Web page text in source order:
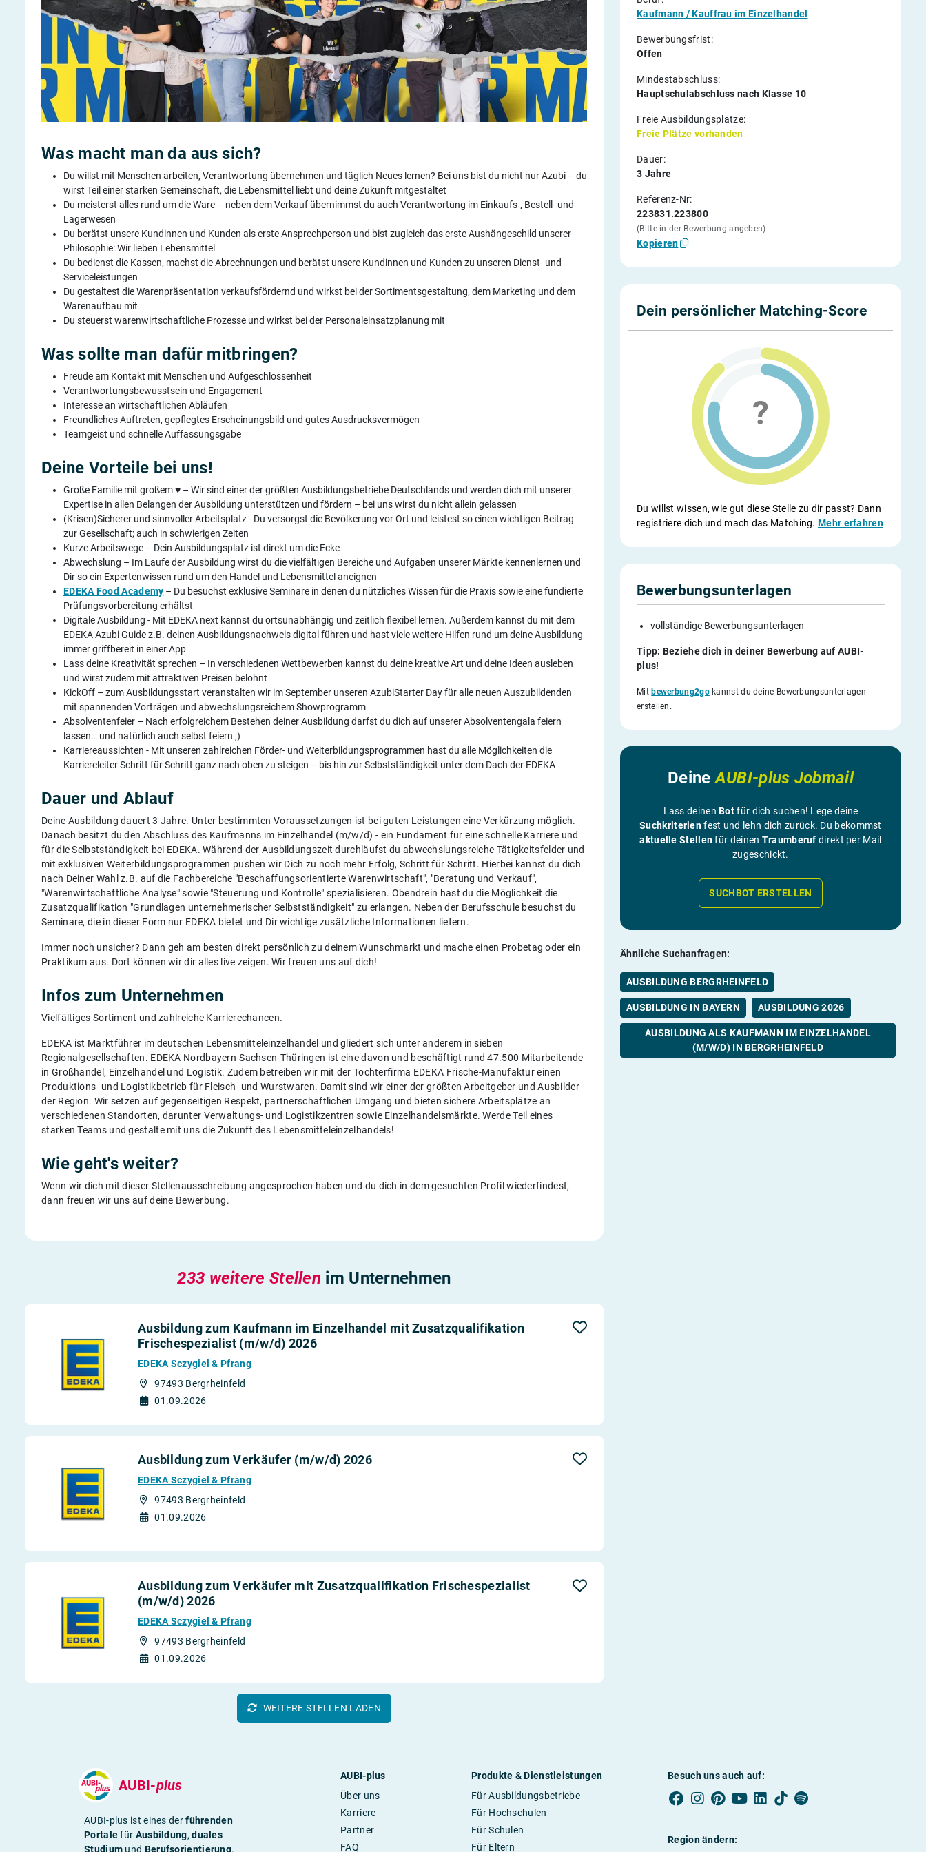
Was macht man da aus sich?
Du willst mit Menschen arbeiten, Verantwortung übernehmen und täglich Neues lernen? Bei uns bist du nicht nur Azubi – du
wirst Teil einer starken Gemeinschaft, die Lebensmittel liebt und deine Zukunft mitgestaltet
Du meisterst alles rund um die Ware – neben dem Verkauf übernimmst du auch Verantwortung im Einkaufs-, Bestell- und
Lagerwesen
Du berätst unsere Kundinnen und Kunden als erste Ansprechperson und bist zugleich das erste Aushängeschild unserer
Philosophie: Wir lieben Lebensmittel
Du bedienst die Kassen, machst die Abrechnungen und berätst unsere Kundinnen und Kunden zu unseren Dienst- und
Serviceleistungen
Du gestaltest die Warenpräsentation verkaufsfördernd und wirkst bei der Sortimentsgestaltung, dem Marketing und dem
Warenaufbau mit
Du steuerst warenwirtschaftliche Prozesse und wirkst bei der Personaleinsatzplanung mit
Was sollte man dafür mitbringen?
Freude am Kontakt mit Menschen und Aufgeschlossenheit
Verantwortungsbewusstsein und Engagement
Interesse an wirtschaftlichen Abläufen
Freundliches Auftreten, gepflegtes Erscheinungsbild und gutes Ausdrucksvermögen
Teamgeist und schnelle Auffassungsgabe
Deine Vorteile bei uns!
Große Familie mit großem ♥ – Wir sind einer der größten Ausbildungsbetriebe Deutschlands und werden dich mit unserer
Expertise in allen Belangen der Ausbildung unterstützen und fördern – bei uns wirst du nicht allein gelassen
(Krisen)Sicherer und sinnvoller Arbeitsplatz - Du versorgst die Bevölkerung vor Ort und leistest so einen wichtigen Beitrag
zur Gesellschaft; auch in schwierigen Zeiten
Kurze Arbeitswege – Dein Ausbildungsplatz ist direkt um die Ecke
Abwechslung – Im Laufe der Ausbildung wirst du die vielfältigen Bereiche und Aufgaben unserer Märkte kennenlernen und
Dir so ein Expertenwissen rund um den Handel und Lebensmittel aneignen
EDEKA Food Academy – Du besuchst exklusive Seminare in denen du nützliches Wissen für die Praxis sowie eine fundierte
Prüfungsvorbereitung erhältst
Digitale Ausbildung - Mit EDEKA next kannst du ortsunabhängig und zeitlich flexibel lernen. Außerdem kannst du mit dem
EDEKA Azubi Guide z.B. deinen Ausbildungsnachweis digital führen und hast viele weitere Hilfen rund um deine Ausbildung
immer griffbereit in einer App
Lass deine Kreativität sprechen – In verschiedenen Wettbewerben kannst du deine kreative Art und deine Ideen ausleben
und wirst zudem mit attraktiven Preisen belohnt
KickOff – zum Ausbildungsstart veranstalten wir im September unseren AzubiStarter Day für alle neuen Auszubildenden
mit spannenden Vorträgen und abwechslungsreichem Showprogramm
Absolventenfeier – Nach erfolgreichem Bestehen deiner Ausbildung darfst du dich auf unserer Absolventengala feiern
lassen… und natürlich auch selbst feiern ;)
Karriereaussichten - Mit unseren zahlreichen Förder- und Weiterbildungsprogrammen hast du alle Möglichkeiten die
Karriereleiter Schritt für Schritt ganz nach oben zu steigen – bis hin zur Selbstständigkeit unter dem Dach der EDEKA
Dauer und Ablauf
Deine Ausbildung dauert 3 Jahre. Unter bestimmten Voraussetzungen ist bei guten Leistungen eine Verkürzung möglich.
Danach besitzt du den Abschluss des Kaufmanns im Einzelhandel (m/w/d) - ein Fundament für eine schnelle Karriere und
für die Selbstständigkeit bei EDEKA. Während der Ausbildungszeit durchläufst du abwechslungsreiche Tätigkeitsfelder und
mit exklusiven Weiterbildungsprogrammen pushen wir Dich zu noch mehr Erfolg, Schritt für Schritt. Hierbei kannst du dich
nach Deiner Wahl z.B. auf die Fachbereiche "Beschaffungsorientierte Warenwirtschaft", "Beratung und Verkauf",
"Warenwirtschaftliche Analyse" sowie "Steuerung und Kontrolle" spezialisieren. Obendrein hast du die Möglichkeit die
Zusatzqualifikation "Grundlagen unternehmerischer Selbstständigkeit" zu erlangen. Neben der Berufsschule besuchst du
Seminare, die in dieser Form nur EDEKA bietet und Dir wichtige zusätzliche Informationen liefern.
Immer noch unsicher? Dann geh am besten direkt persönlich zu deinem Wunschmarkt und mache einen Probetag oder ein
Praktikum aus. Dort können wir dir alles live zeigen. Wir freuen uns auf dich!
Infos zum Unternehmen
Vielfältiges Sortiment und zahlreiche Karrierechancen.
EDEKA ist Marktführer im deutschen Lebensmitteleinzelhandel und gliedert sich unter anderem in sieben
Regionalgesellschaften. EDEKA Nordbayern-Sachsen-Thüringen ist eine davon und beschäftigt rund 47.500 Mitarbeitende
in Großhandel, Einzelhandel und Logistik. Zudem betreiben wir mit der Tochterfirma EDEKA Frische-Manufaktur einen
Produktions- und Logistikbetrieb für Fleisch- und Wurstwaren. Damit sind wir einer der größten Arbeitgeber und Ausbilder
der Region. Wir setzen auf gegenseitigen Respekt, partnerschaftlichen Umgang und bieten sichere Arbeitsplätze an
verschiedenen Standorten, darunter Verwaltungs- und Logistikzentren sowie Einzelhandelsmärkte. Werde Teil eines
starken Teams und gestalte mit uns die Zukunft des Lebensmitteleinzelhandels!
Wie geht's weiter?
Wenn wir dich mit dieser Stellenausschreibung angesprochen haben und du dich in dem gesuchten Profil wiederfindest,
dann freuen wir uns auf deine Bewerbung.
Kaufmann / Kauffrau im Einzelhandel
Bewerbungsfrist:
Offen
Mindestabschluss:
Hauptschulabschluss nach Klasse 10
Freie Ausbildungsplätze:
Freie Plätze vorhanden
Dauer:
3 Jahre
Referenz-Nr:
223831.223800
(Bitte in der Bewerbung angeben)
Kopieren
Dein persönlicher Matching-Score
Du willst wissen, wie gut diese Stelle zu dir passt? Dann
registriere dich und mach das Matching.Mehr erfahren
Bewerbungsunterlagen
vollständige Bewerbungsunterlagen
Tipp: Beziehe dich in deiner Bewerbung auf AUBI-
plus!
Mitbewerbung2gokannst du deine Bewerbungsunterlagen
erstellen.
DeineAUBI-plus Jobmail
Lass deinenBotfür dich suchen! Lege deine
Suchkriterienfest und lehn dich zurück. Du bekommst
aktuelle Stellenfür deinen Traumberuf direkt per Mail
zugeschickt.
SUCHBOT ERSTELLEN
Ähnliche Suchanfragen:
AUSBILDUNG BERGRHEINFELD
AUSBILDUNG IN BAYERN AUSBILDUNG 2026
AUSBILDUNG ALS KAUFMANN IM EINZELHANDEL
(M/W/D) IN BERGRHEINFELD
233 weitere Stellen im Unternehmen
Ausbildung zum Kaufmann im Einzelhandel mit Zusatzqualifikation
Frischespezialist (m/w/d) 2026
EDEKA Sczygiel & Pfrang
97493 Bergrheinfeld
01.09.2026
Ausbildung zum Verkäufer (m/w/d) 2026
EDEKA Sczygiel & Pfrang
97493 Bergrheinfeld
01.09.2026
Ausbildung zum Verkäufer mit Zusatzqualifikation Frischespezialist
(m/w/d) 2026
EDEKA Sczygiel & Pfrang
97493 Bergrheinfeld
01.09.2026
WEITERE STELLEN LADEN
AUBI-plus
AUBI-plus ist eines derführenden
Portalefür Ausbildung,duales
Studium und Berufsorientierung.
AUBI-plus
Über uns
Karriere
Partner
FAQ
Produkte & Dienstleistungen
Für Ausbildungsbetriebe
Für Hochschulen
Für Schulen
Für Eltern
Besuch uns auch auf:
Region ändern: